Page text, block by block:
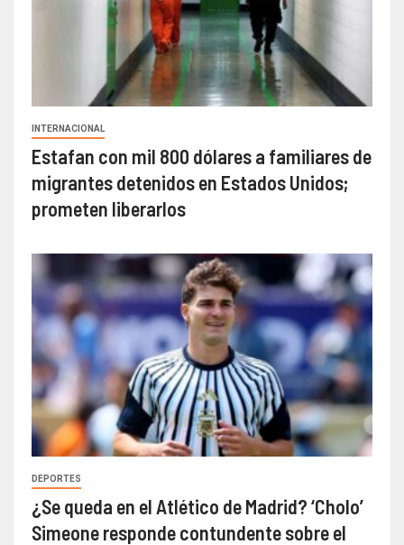
INTERNACIONAL
Estafan con mil 800 dólares a familiares de
migrantes detenidos en Estados Unidos;
prometen liberarlos
DEPORTES
¿Se queda en el Atlético de Madrid? ‘Cholo’
Simeone responde contundente sobre el